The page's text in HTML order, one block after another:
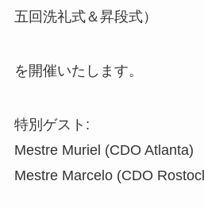
五回洗礼式＆昇段式）
を開催いたします。
特別ゲスト:
Mestre Muriel (CDO Atlanta)
Mestre Marcelo (CDO